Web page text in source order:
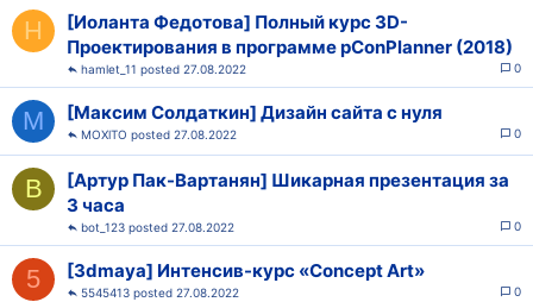
H
[Иоланта Федотова] Полный курс 3D-
Проектирования в программе pConPlanner (2018)
0
27.08.2022
hamlet_11
M [Максим Солдаткин] Дизайн сайта с нуля
0
27.08.2022
MOXlTO
B
[Артур Пак-Вартанян] Шикарная презентация за
3 часа
0
27.08.2022
bot_123
5 [3dmaya] Интенсив-курс «Concept Art»
0
27.08.2022
5545413